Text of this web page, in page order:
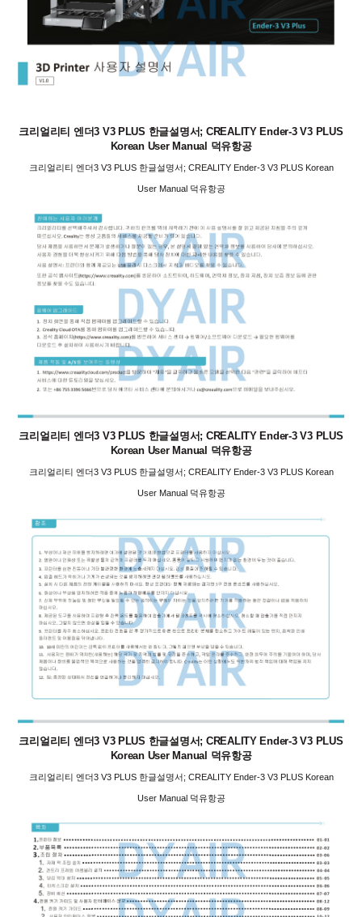
크리얼리티 엔더3 V3 PLUS 한글설명서; CREALITY Ender-3 V3 PLUS
Korean User Manual 덕유항공
크리얼리티 엔더3 V3 PLUS 한글설명서; CREALITY Ender-3 V3 PLUS Korean
User Manual 덕유항공
크리얼리티 엔더3 V3 PLUS 한글설명서; CREALITY Ender-3 V3 PLUS
Korean User Manual 덕유항공
크리얼리티 엔더3 V3 PLUS 한글설명서; CREALITY Ender-3 V3 PLUS Korean
User Manual 덕유항공
크리얼리티 엔더3 V3 PLUS 한글설명서; CREALITY Ender-3 V3 PLUS
Korean User Manual 덕유항공
크리얼리티 엔더3 V3 PLUS 한글설명서; CREALITY Ender-3 V3 PLUS Korean
User Manual 덕유항공